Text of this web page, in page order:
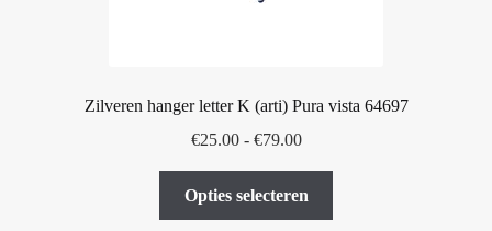
Zilveren hanger letter K (arti) Pura vista 64697
€25.00 - €79.00Prijsklasse:
tot
€79.00
Opties selecteren